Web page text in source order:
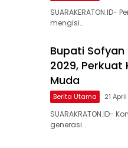
mengisi…
Bupati Sofyan
2029,
Muda
Berita Utama 21
generasi…